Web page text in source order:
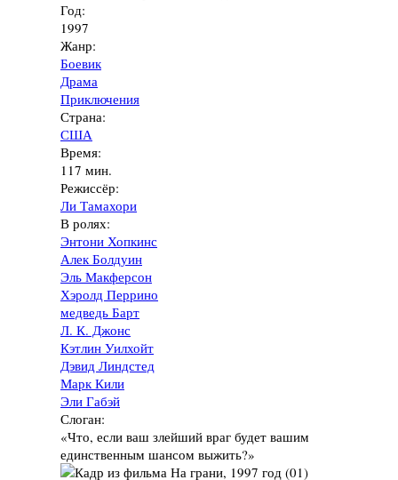
Год:
1997
Жанр:
Боевик
Драма
Приключения
Страна:
США
Время:
117 мин.
Режиссёр:
Ли Тамахори
В ролях:
Энтони Хопкинс
Алек Болдуин
Эль Макферсон
Хэролд Перрино
медведь Барт
Л. К. Джонс
Кэтлин Уилхойт
Дэвид Линдстед
Марк Кили
Эли Габэй
Слоган:
«Что, если ваш злейший враг будет вашим
единственным шансом выжить?»